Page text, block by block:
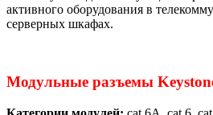
активного оборудования в
серверных шкафах.
Модульные разъемы